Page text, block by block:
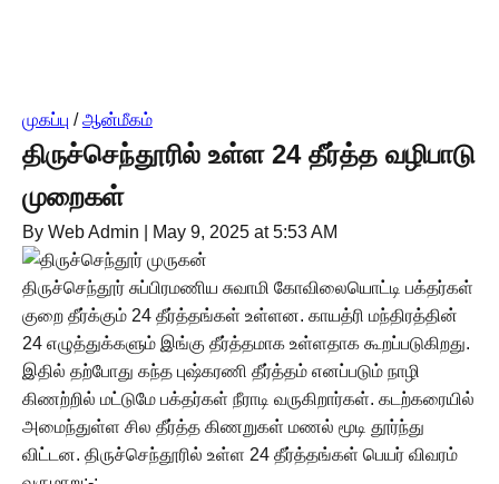
முகப்பு / ஆன்மீகம்
திருச்செந்தூரில் உள்ள 24 தீர்த்த வழிபாடு
முறைகள்
By Web Admin May 9, 2025 at 5:53 AM
திருச்செந்தூர் சுப்பிரமணிய சுவாமி கோவிலையொட்டி பக்தர்கள்
குறை தீர்க்கும் 24 தீர்த்தங்கள் உள்ளன. காயத்ரி மந்திரத்தின்
24 எழுத்துக்களும் இங்கு தீர்த்தமாக உள்ளதாக கூறப்படுகிறது.
இதில் தற்போது கந்த புஷ்கரணி தீர்த்தம் எனப்படும் நாழி
கிணற்றில் மட்டுமே பக்தர்கள் நீராடி வருகிறார்கள். கடற்கரையில்
அமைந்துள்ள சில தீர்த்த கிணறுகள் மணல் மூடி தூர்ந்து
விட்டன. திருச்செந்தூரில் உள்ள 24 தீர்த்தங்கள் பெயர் விவரம்